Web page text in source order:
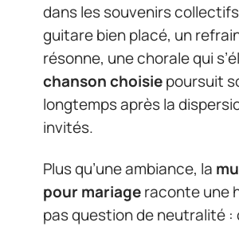
dans les souvenirs
guitare bien placé, un
résonne, une chorale qui
chanson choisiepoursuit
longtemps après la
invités.
Plus qu’une ambiance, la
pour mariageraconte une
pas question de neutralité :